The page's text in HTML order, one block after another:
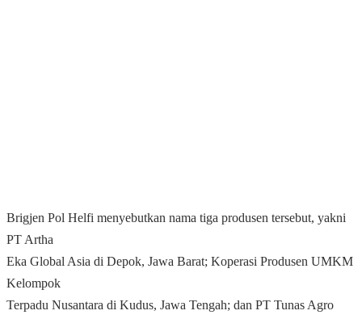
Brigjen Pol Helfi menyebutkan nama tiga produsen tersebut, yakni
PT Artha
Eka Global Asia di Depok, Jawa Barat; Koperasi Produsen UMKM
Kelompok
Terpadu Nusantara di Kudus, Jawa Tengah; dan PT Tunas Agro